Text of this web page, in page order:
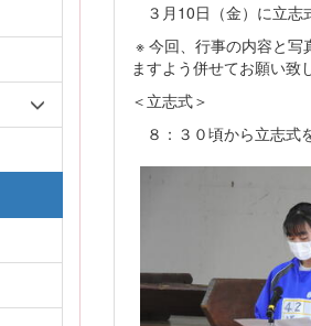
３月10日（金）に立志
※ 今回、行事の内容と写
ますよう併せてお願い致
＜立志式＞
８：３０頃から立志式